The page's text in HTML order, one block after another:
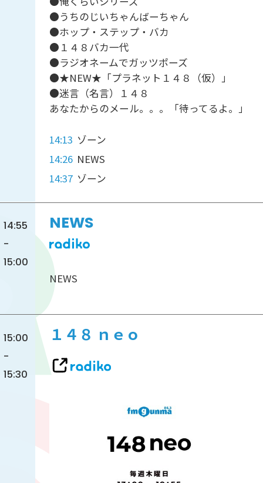
●うちのじいちゃんばーちゃん
●ホップ・ステップ・バカ
●１４８バカ一代
●ラジオネームでガッツポーズ
●★NEW★「プラネット１４８（仮）」
●迷言（名言）１４８
あなたからのメール。。。「待ってるよ。」
14:13 ゾーン
14:26 NEWS
14:37 ゾーン
14:55
-
15:00
NEWS
NEWS
15:00
-
15:30
１４８ ｎｅｏ